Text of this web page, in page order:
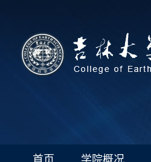
首页 学院概况